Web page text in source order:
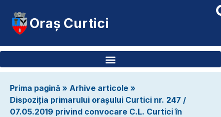
Oraș Curtici
Prima pagină » Arhive articole »
Dispoziția primarului orașului Curtici nr. 247 /
07.05.2019 privind convocare C.L. Curtici în